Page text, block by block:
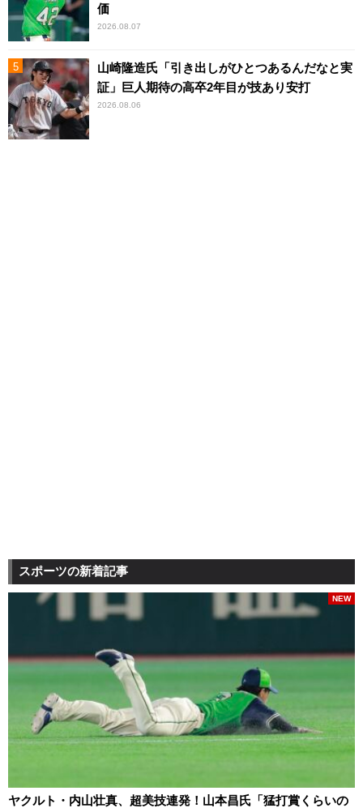
価
2026.08.07
山崎隆造氏「引き出しがひとつあるんだなと実
証」巨人期待の高卒2年目が技あり安打
2026.08.06
スポーツの新着記事
ヤクルト・内山壮真、超美技連発！山本昌氏「猛打賞くらいの
NEW